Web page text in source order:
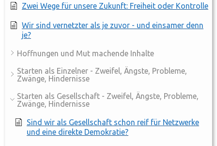
Zwei Wege für unsere Zukunft: Freiheit oder Kontrolle
Wir sind vernetzter als je zuvor - und einsamer denn
je?
Hoffnungen und Mut machende Inhalte
Starten als Einzelner - Zweifel, Ängste, Probleme,
Zwänge, Hindernisse
Starten als Gesellschaft - Zweifel, Ängste, Probleme,
Zwänge, Hindernisse
Sind wir als Gesellschaft schon reif für Netzwerke
und eine direkte Demokratie?